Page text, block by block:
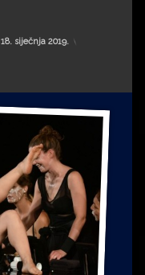
18. siječnja 2019.